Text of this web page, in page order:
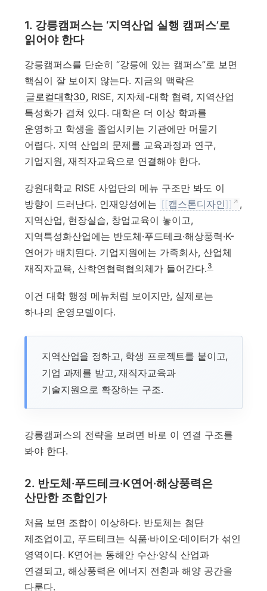
1. 강릉캠퍼스는 ‘지역산업 실행 캠퍼스’로
읽어야 한다
강릉캠퍼스를 단순히 “강릉에 있는 캠퍼스”로 보면
핵심이 잘 보이지 않는다. 지금의 맥락은
글로컬대학30, RISE, 지자체-대학 협력, 지역산업
특성화가 겹쳐 있다. 대학은 더 이상 학과를
운영하고 학생을 졸업시키는 기관에만 머물기
어렵다. 지역 산업의 문제를 교육과정과 연구,
기업지원, 재직자교육으로 연결해야 한다.
강원대학교 RISE 사업단의 메뉴 구조만 봐도 이
방향이 드러난다. 인재양성에는 [[캡스톤디자인]]
,
지역산업, 현장실습, 창업교육이 놓이고,
지역특성화산업에는 반도체·푸드테크·해상풍력·K-
연어가 배치된다. 기업지원에는 가족회사, 산업체
재직자교육, 산학연협력협의체가 들어간다.3
이건 대학 행정 메뉴처럼 보이지만, 실제로는
하나의 운영모델이다.
지역산업을 정하고, 학생 프로젝트를 붙이고,
기업 과제를 받고, 재직자교육과
기술지원으로 확장하는 구조.
강릉캠퍼스의 전략을 보려면 바로 이 연결 구조를
봐야 한다.
2. 반도체·푸드테크·K연어·해상풍력은
산만한 조합인가
처음 보면 조합이 이상하다. 반도체는 첨단
제조업이고, 푸드테크는 식품·바이오·데이터가 섞인
영역이다. K연어는 동해안 수산·양식 산업과
연결되고, 해상풍력은 에너지 전환과 해양 공간을
다룬다.